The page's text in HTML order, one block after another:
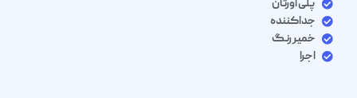
پلی اورتان
جداکننده
خمیر رنگ
اجرا